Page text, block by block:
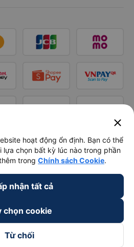
close
hoạt động ổn định. Bạn có thể
lựa chọn bất kỳ lúc nào trong phần
trong Chính sách Cookie.
nhận tất cả
chọn cookie
Từ chối